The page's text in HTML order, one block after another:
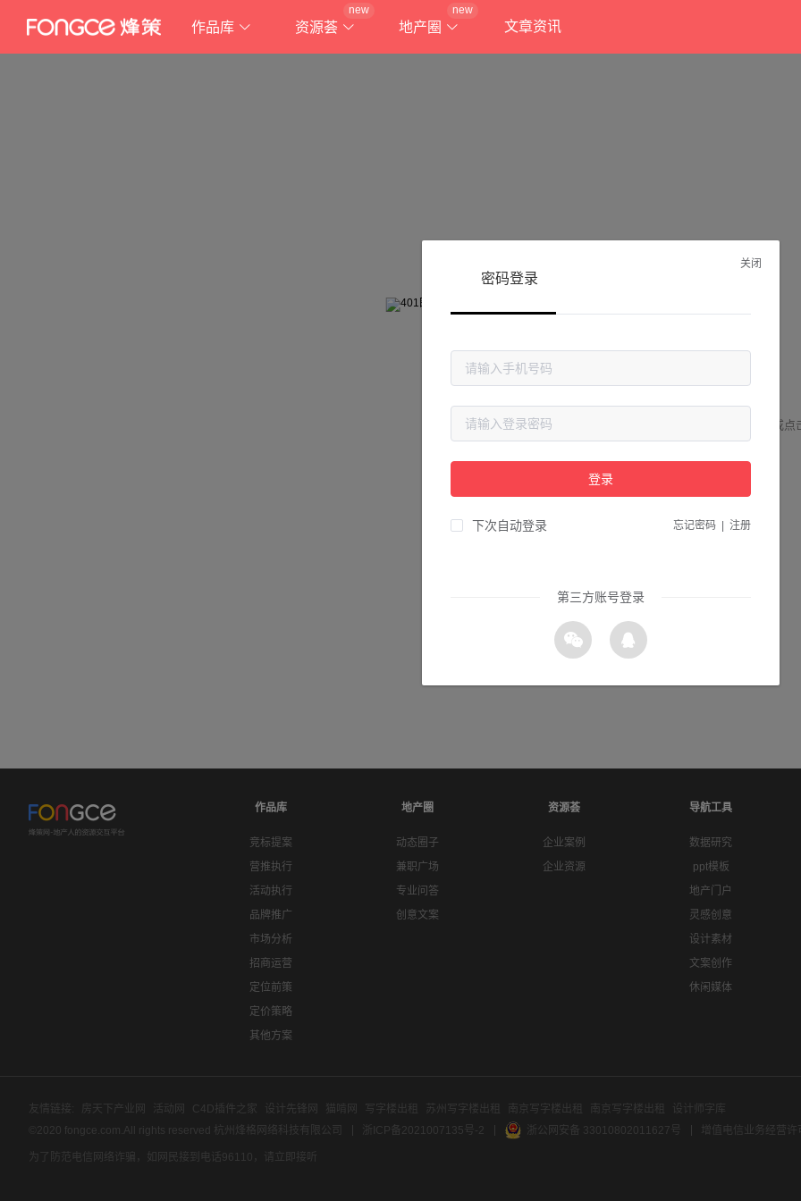
作品库 资源荟
new
地产圈
new
文章资讯
抱歉!
请检查您输入的网址是否正确，或点
作品库
竞标提案
营推执行
活动执行
品牌推广
市场分析
招商运营
定位前策
定价策略
其他方案
地产圈
动态圈子
兼职广场
专业问答
创意文案
资源荟
企业案例
企业资源
导航工具
数据研究
ppt模板
地产门户
灵感创意
设计素材
文案创作
休闲媒体
友情链接: 房天下产业网 活动网 C4D插件之家 设计先锋网 猫啃网 写字楼出租 苏州写字楼出租 南京写字楼出租 南京写字楼出租
设计师字库
©2020 fongce.com.All rights reserved 杭州烽格网络科技有限公司
浙ICP备2021007135号-2 浙公网安备 33010802011627号 增值电信业务经营
为了防范电信网络诈骗，如网民接到电话96110，请立即接听
关闭
密码登录
登录
下次自动登录 忘记密码 注册
第三方账号登录